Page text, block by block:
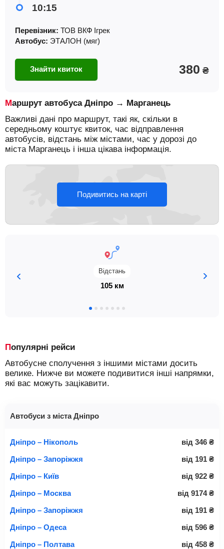
10:15
Перевізник: ТОВ ВКФ Iгрек
Автобус: ЭТАЛОН (мяг)
Знайти квиток 380 ₴
Маршрут автобуса Дніпро → Марганець
Важливі дані про маршрут, такі як, скільки в
середньому коштує квиток, час відправлення
автобусів, відстань між містами, час у дорозі до
міста Марганець і інша цікава інформація.
Подивитись на карті
Відстань
105 км
Популярні рейси
Автобусне сполучення з іншими містами досить
велике. Нижче ви можете подивитися інші напрямки,
які вас можуть зацікавити.
Автобуси з міста Дніпро
Дніпро – Нікополь від 346 ₴
Дніпро – Запоріжжя
від 191 ₴
Дніпро – Київ
від 922 ₴
Дніпро – Москва
від 9174 ₴
Дніпро – Запоріжжя
від 191 ₴
Дніпро – Одеса
від 596 ₴
Дніпро – Полтава
від 458 ₴